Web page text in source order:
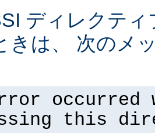
ディレクテ
きは、 次のメ
occurred
this